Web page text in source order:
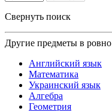
Свернуть поиск
Другие предметы в ровно
Английский язык
Математика
Украинский язык
Алгебра
Геометрия